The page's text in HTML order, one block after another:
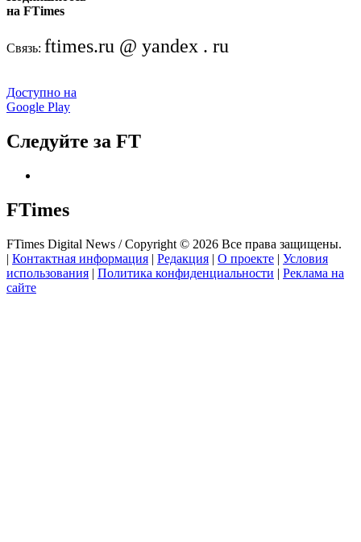
на FTimes
Связь: ftimes.ru @ yandex . ru
Доступно на
Google Play
Следуйте за FT
FTimes
FTimes Digital News / Copyright © 2026 Все права защищены.
| Контактная информация | Редакция | О проекте | Условия
использования | Политика конфиденциальности | Реклама на
сайте